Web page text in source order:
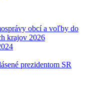
obcí a voľby do
krajov 2026
prezidentom SR